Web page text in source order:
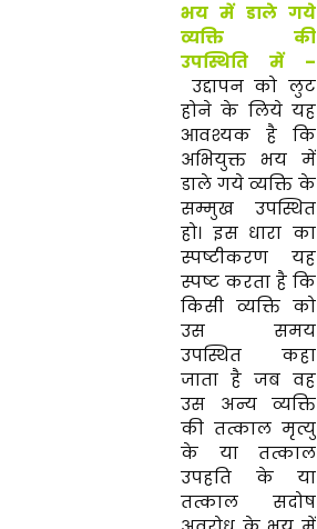
भय में डाले गये
व्यक्ति की
उपस्थिति में –
उद्दापन को लुट
होने के लिये यह
आवश्यक है कि
अभियुक्त भय में
डाले गये व्यक्ति के
सम्मुख उपस्थित
हो। इस धारा का
स्पष्टीकरण यह
स्पष्ट करता है कि
किसी व्यक्ति को
उस समय
उपस्थित कहा
जाता है जब वह
उस अन्य व्यक्ति
की तत्काल मृत्यु
के या तत्काल
उपहति के या
तत्काल सदोष